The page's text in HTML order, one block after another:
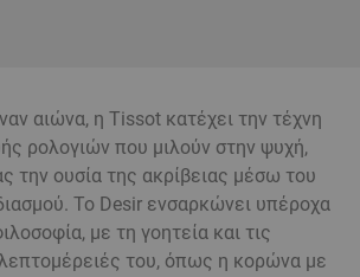
αιώνα, η Tissot κατέχει την τέχνη
ρολογιών που μιλούν στην ψυχή,
την ουσία της ακρίβειας μέσω του
Το Desir ενσαρκώνει υπέροχα
με τη γοητεία και τις
λεπτομέρειές του, όπως η κορώνα με